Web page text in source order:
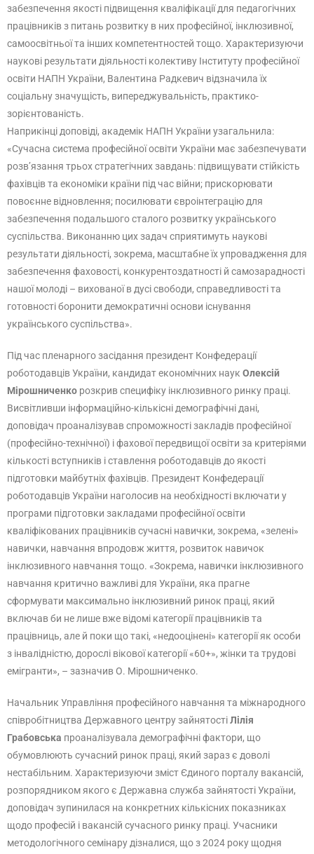
забезпечення якості підвищення кваліфікації для педагогічних
працівників з питань розвитку в них професійної, інклюзивної,
самоосвітньої та інших компетентностей тощо. Характеризуючи
наукові результати діяльності колективу Інституту професійної
освіти НАПН України, Валентина Радкевич відзначила їх
соціальну значущість, випереджувальність, практико-
зорієнтованість.
Наприкінці доповіді, академік НАПН України узагальнила:
«Сучасна система професійної освіти України має забезпечувати
розв’язання трьох стратегічних завдань: підвищувати стійкість
фахівців та економіки країни під час війни; прискорювати
повоєнне відновлення; посилювати євроінтеграцію для
забезпечення подальшого сталого розвитку українського
суспільства. Виконанню цих задач сприятимуть наукові
результати діяльності, зокрема, масштабне їх упровадження для
забезпечення фаховості, конкурентоздатності й самозарадності
нашої молоді – вихованої в дусі свободи, справедливості та
готовності боронити демократичні основи існування
українського суспільства».
Під час пленарного засідання президент Конфедерації
роботодавців України, кандидат економічних наук Олексій
Мірошниченко розкрив специфіку інклюзивного ринку праці.
Висвітливши інформаційно-кількісні демографічні дані,
доповідач проаналізував спроможності закладів професійної
(професійно-технічної) і фахової передвищої освіти за критеріями
кількості вступників і ставлення роботодавців до якості
підготовки майбутніх фахівців. Президент Конфедерації
роботодавців України наголосив на необхідності включати у
програми підготовки закладами професійної освіти
кваліфікованих працівників сучасні навички, зокрема, «зелені»
навички, навчання впродовж життя, розвиток навичок
інклюзивного навчання тощо. «Зокрема, навички інклюзивного
навчання критично важливі для України, яка прагне
сформувати максимально інклюзивний ринок праці, який
включав би не лише вже відомі категорії працівників та
працівниць, але й поки що такі, «недооцінені» категорії як особи
з інвалідністю, дорослі вікової категорії «60+», жінки та трудові
емігранти», – зазначив О. Мірошниченко.
Начальник Управління професійного навчання та міжнародного
співробітництва Державного центру зайнятостіЛілія
Грабовська проаналізувала демографічні фактори, що
обумовлюють сучасний ринок праці, який зараз є доволі
нестабільним. Характеризуючи зміст Єдиного порталу вакансій,
розпорядником якого є Державна служба зайнятості України,
доповідач зупинилася на конкретних кількісних показниках
щодо професій і вакансій сучасного ринку праці. Учасники
методологічного семінару дізналися, що з 2024 року щодня